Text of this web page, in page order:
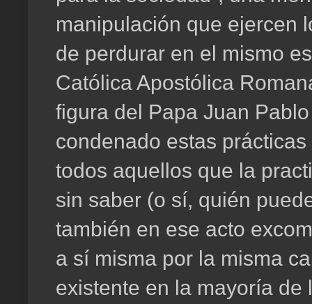
manipulación que ejercen
de perdurar en el mismo
Católica Apostólica
figura del Papa Juan
condenado estas
todos aquellos que la
sin saber (o sí, quién
también en ese acto
a sí misma por la misma
existente en la mayoría